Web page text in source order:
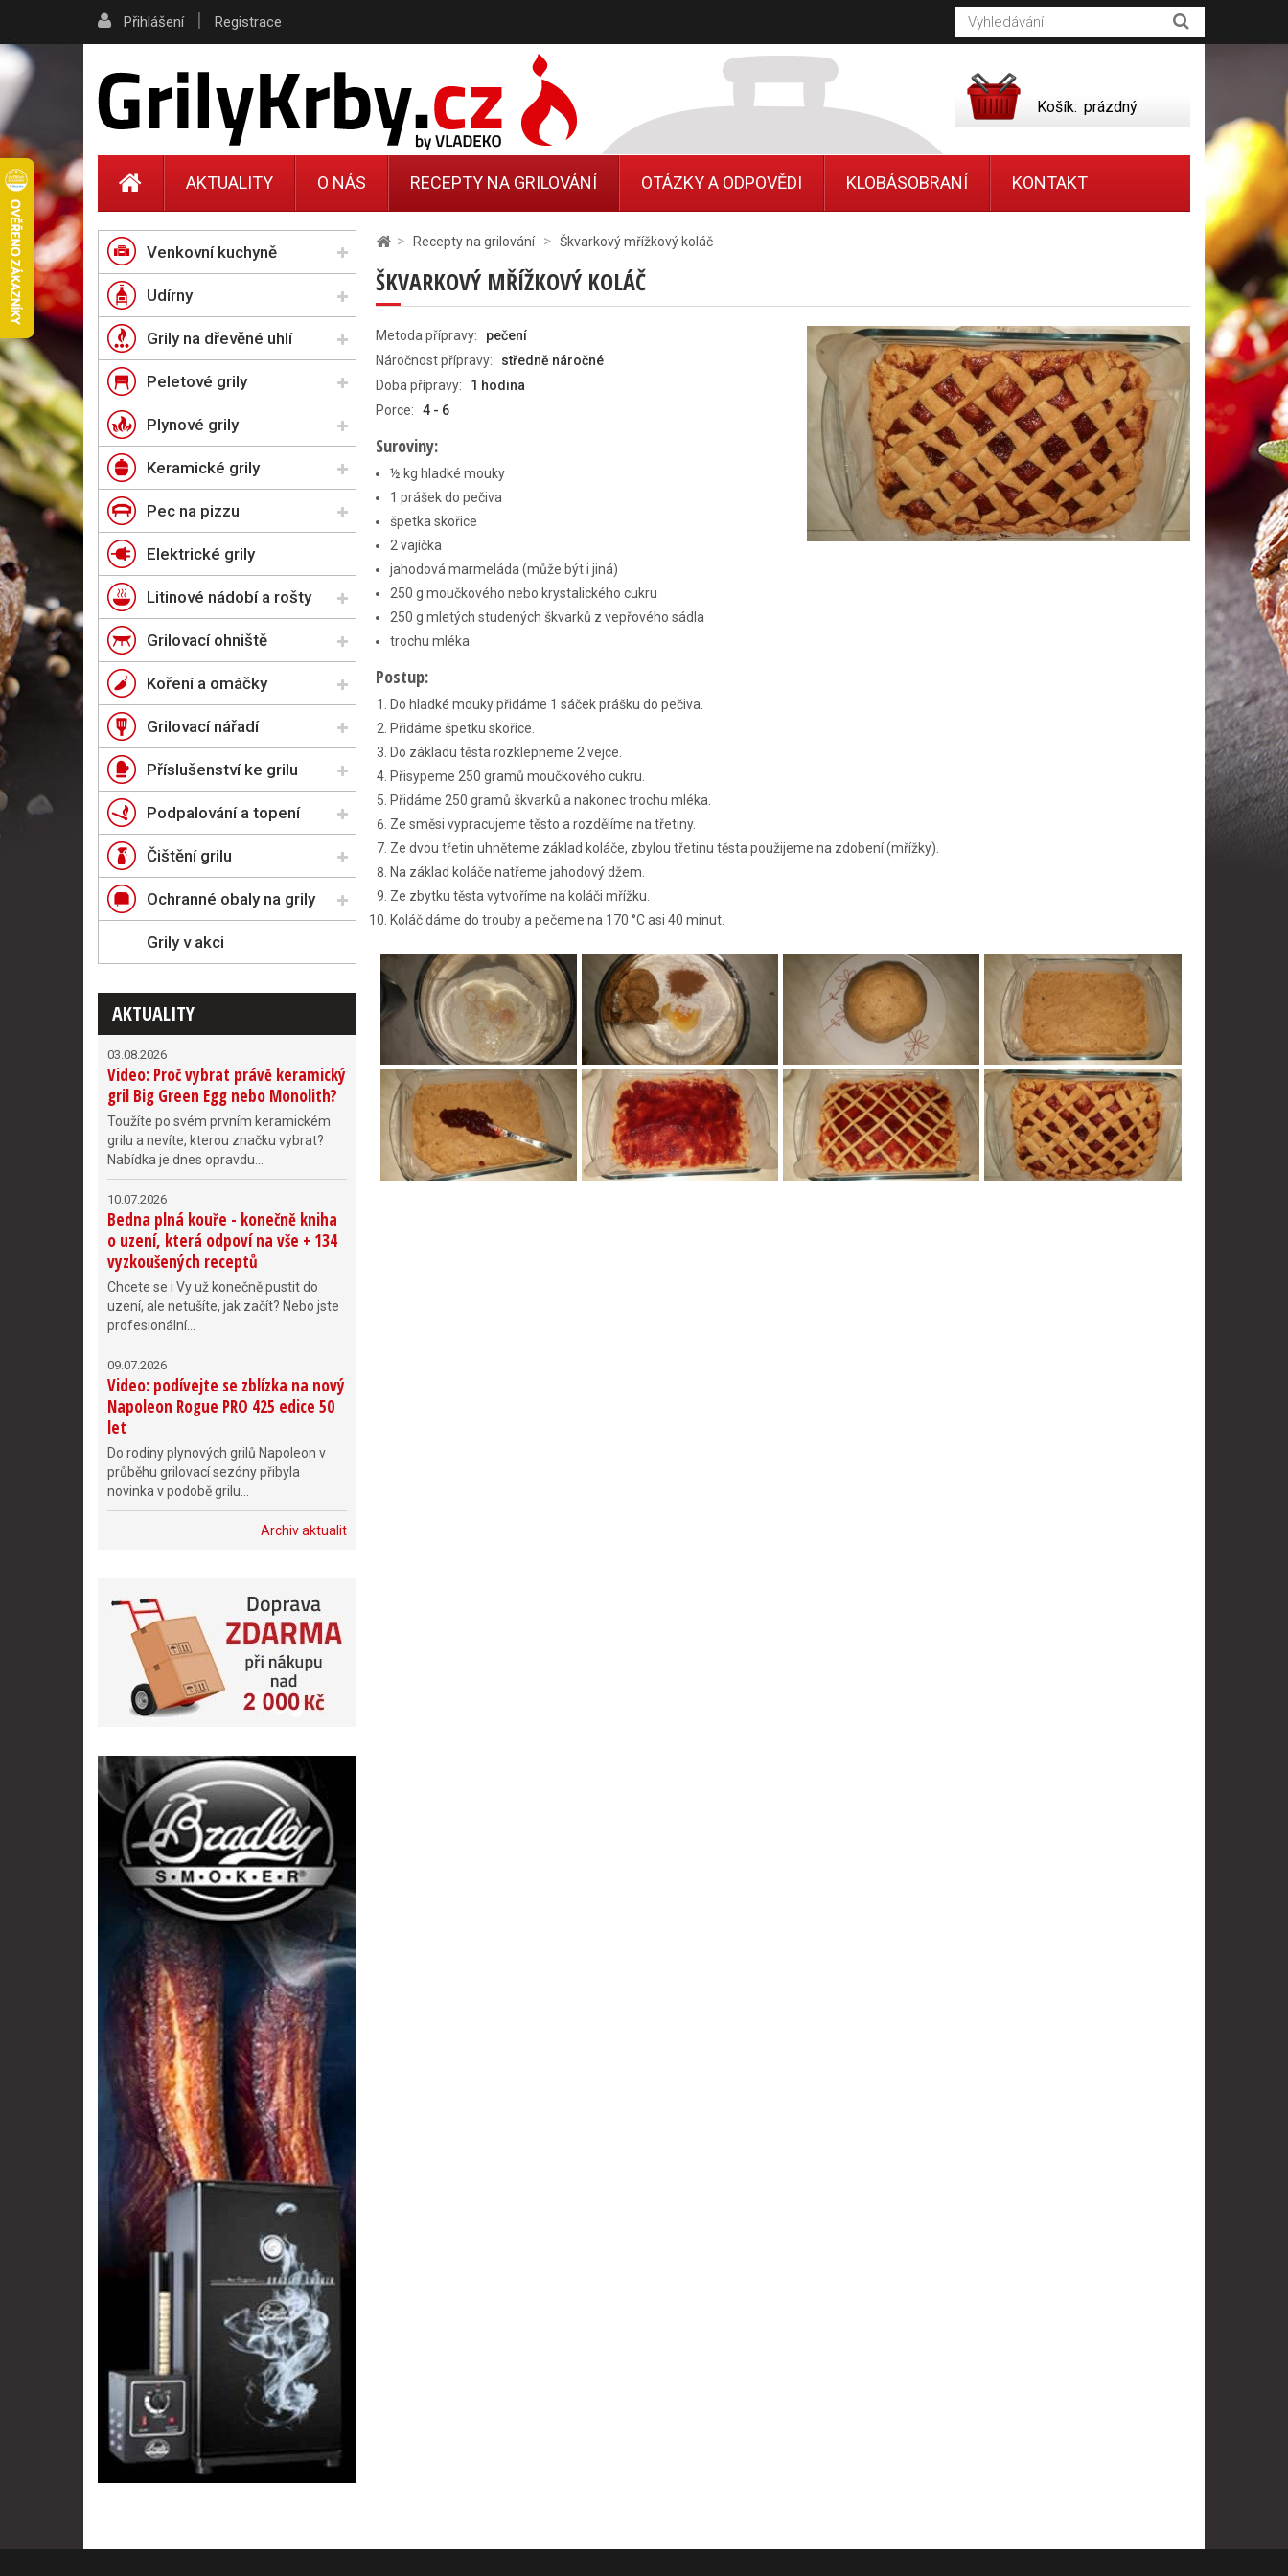
> Recepty na grilování > Škvarkový mřížkový koláč
ŠKVARKOVÝ MŘÍŽKOVÝ KOLÁČ
Metoda přípravy:
pečení
Náročnost přípravy:
středně náročné
Doba přípravy:
1 hodina
Porce:
4 - 6
Suroviny:
½ kg hladké mouky
1 prášek do pečiva
špetka skořice
2 vajíčka
jahodová marmeláda (může být i jiná)
250 g moučkového nebo krystalického cukru
250 g mletých studených škvarků z vepřového sádla
trochu mléka
Postup:
Do hladké mouky přidáme 1 sáček prášku do pečiva.
Přidáme špetku skořice.
Do základu těsta rozklepneme 2 vejce.
Přisypeme 250 gramů moučkového cukru.
Přidáme 250 gramů škvarků a nakonec trochu mléka.
Ze směsi vypracujeme těsto a rozdělíme na třetiny.
Ze dvou třetin uhněteme základ koláče, zbylou třetinu těsta použijeme na zdobení (mřížky).
Na základ koláče natřeme jahodový džem.
Ze zbytku těsta vytvoříme na koláči mřížku.
Koláč dáme do trouby a pečeme na 170 °C asi 40 minut.
Venkovní kuchyně
Udírny
Grily na dřevěné uhlí
Peletové grily
Plynové grily
Keramické grily
Pec na pizzu
Elektrické grily
Litinové nádobí a rošty
Grilovací ohniště
Koření a omáčky
Grilovací nářadí
Příslušenství ke grilu
Podpalování a topení
Čištění grilu
Ochranné obaly na grily
Grily v akci
AKTUALITY
03.08.2026
Video: Proč vybrat právě keramický
gril Big Green Egg nebo Monolith?
Toužíte po svém prvním keramickém
grilu a nevíte, kterou značku vybrat?
Nabídka je dnes opravdu...
10.07.2026
Bedna plná kouře - konečně kniha
o uzení, která odpoví na vše + 134
vyzkoušených receptů
Chcete se i Vy už konečně pustit do
uzení, ale netušíte, jak začít? Nebo jste
profesionální...
09.07.2026
Video: podívejte se zblízka na nový
Napoleon Rogue PRO 425 edice 50
let
Do rodiny plynových grilů Napoleon v
průběhu grilovací sezóny přibyla
novinka v podobě grilu...
Archiv aktualit
Přihlášení | Registrace
Košík: prázdný
AKTUALITY O NÁS RECEPTY NA GRILOVÁNÍ OTÁZKY A ODPOVĚDI KLOBÁSOBRANÍ KONTAKT